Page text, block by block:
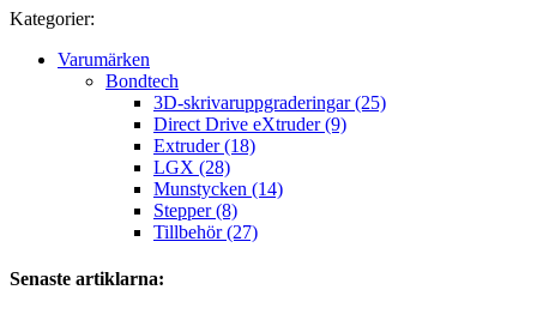
Kategorier:
Varumärken
Bondtech
3D-skrivaruppgraderingar (25)
Direct Drive eXtruder (9)
Extruder (18)
LGX (28)
Munstycken (14)
Stepper (8)
Tillbehör (27)
Senaste artiklarna: